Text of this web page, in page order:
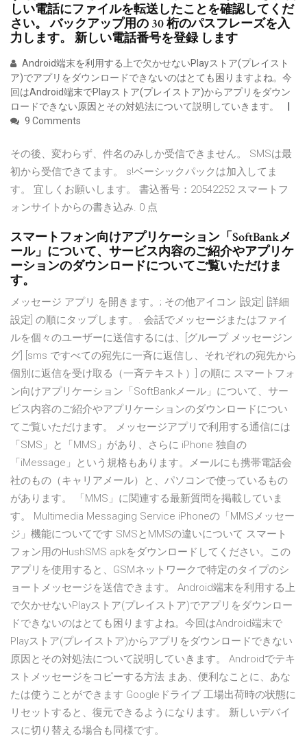
しい電話にファイルを転送したことを確認してくだ
さい。 バックアップ用の 30 桁のパスフレーズを入
力します。 新しい電話番号を登録 します
Android端末を利用する上で欠かせないPlayストア(プレイスト
ア)でアプリをダウンロードできないのはとても困りますよね。今
回はAndroid端末でPlayストア(プレイストア)からアプリをダウン
ロードできない原因とその対処法について説明していきます。
9 Comments
その後、変わらず、件名のみしか受信できません。 SMSは最
初から受信できてます。 s!ベーシックパックは加入してま
す。 宜しくお願いします。 書込番号：20542252 スマートフ
ォンサイトからの書き込み. 0 点
スマートフォン向けアプリケーション「SoftBankメ
ール」について、サービス内容のご紹介やアプリケ
ーションのダウンロードについてご覧いただけま
す。
メッセージ アプリ を開きます。; その他アイコン [設定] [詳細
設定] の順にタップします。. 会話でメッセージまたはファイ
ルを個々のユーザーに送信するには、[グループ メッセージン
グ] [sms ですべての宛先に一斉に返信し、それぞれの宛先から
個別に返信を受け取る（一斉テキスト）] の順に スマートフォ
ン向けアプリケーション「SoftBankメール」について、サー
ビス内容のご紹介やアプリケーションのダウンロードについ
てご覧いただけます。 メッセージアプリで利用する通信には
「SMS」と「MMS」があり、さらに iPhone 独自の
「iMessage」という規格もあります。メールにも携帯電話会
社のもの（キャリアメール）と、パソコンで使っているもの
があります。 「MMS」に関連する最新質問を掲載していま
す。 Multimedia Messaging Service iPhoneの「MMSメッセー
ジ」機能についてです SMSとMMSの違いについて スマート
フォン用のHushSMS apkをダウンロードしてください。この
アプリを使用すると、GSMネットワークで特定のタイプのシ
ョートメッセージを送信できます。 Android端末を利用する上
で欠かせないPlayストア(プレイストア)でアプリをダウンロー
ドできないのはとても困りますよね。今回はAndroid端末で
Playストア(プレイストア)からアプリをダウンロードできない
原因とその対処法について説明していきます。 Androidでテキ
ストメッセージをコピーする方法 まあ、便利なことに、あな
たは使うことができます Googleドライブ 工場出荷時の状態に
リセットすると、復元できるようになります。 新しいデバイ
スに切り替える場合も同様です。